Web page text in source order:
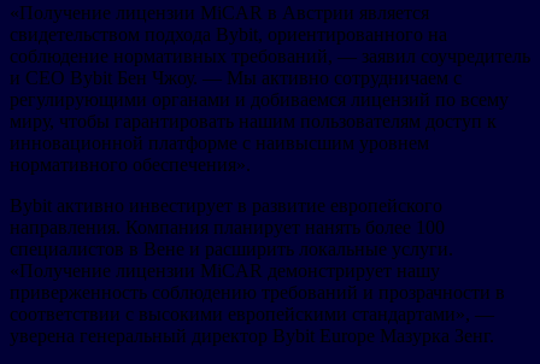
«Получение лицензии MiCAR в Австрии является
свидетельством подхода Bybit, ориентированного на
соблюдение нормативных требований, — заявил соучредитель
и CEO Bybit Бен Чжоу. — Мы активно сотрудничаем с
регулирующими органами и добиваемся лицензий по всему
миру, чтобы гарантировать нашим пользователям доступ к
инновационной платформе с наивысшим уровнем
нормативного обеспечения».
Bybit активно инвестирует в развитие европейского
направления. Компания планирует нанять более 100
специалистов в Вене и расширить локальные услуги.
«Получение лицензии MiCAR демонстрирует нашу
приверженность соблюдению требований и прозрачности в
соответствии с высокими европейскими стандартами», —
уверена генеральный директор Bybit Europe Мазурка Зенг.